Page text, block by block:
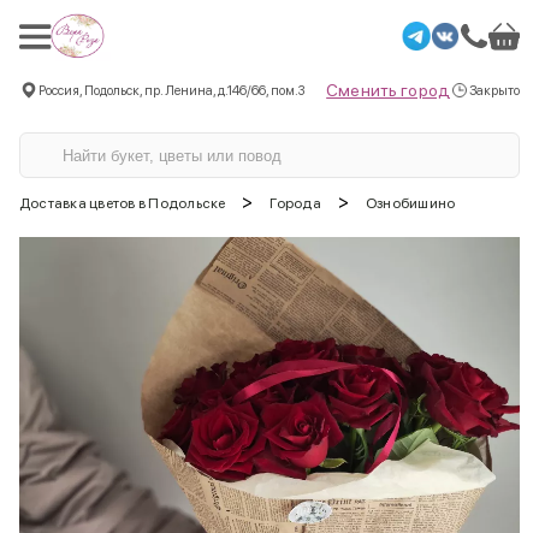
Россия, Подольск, пр. Ленина, д.146/66, пом.3 Сменить город Закрыто
Доставка цветов в Подольске > Города > Ознобишино